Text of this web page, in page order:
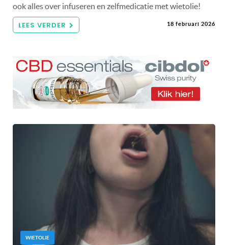
ook alles over infuseren en zelfmedicatie met wietolie!
LEES VERDER 18 februari 2026
WIETOLIE